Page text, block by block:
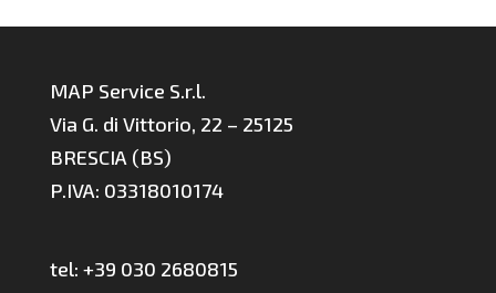
MAP Service S.r.l.
Via G. di Vittorio, 22 – 25125
BRESCIA (BS)
P.IVA: 03318010174
tel: +39 030 2680815